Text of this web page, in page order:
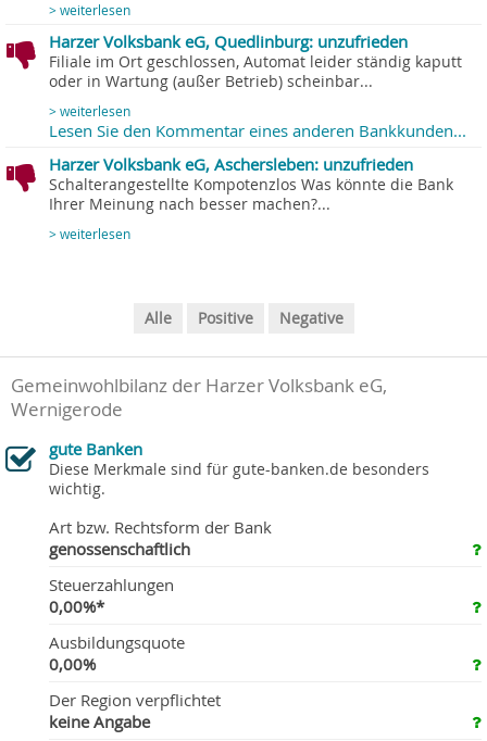
> weiterlesen
Harzer Volksbank eG, Quedlinburg: unzufrieden
Filiale im Ort geschlossen, Automat leider ständig kaputt
oder in Wartung (außer Betrieb) scheinbar...
> weiterlesen
Lesen Sie den Kommentar eines anderen Bankkunden...
Harzer Volksbank eG, Aschersleben: unzufrieden
Schalterangestellte Kompotenzlos Was könnte die Bank
Ihrer Meinung nach besser machen?...
> weiterlesen
Alle Positive Negative
Gemeinwohlbilanz der Harzer Volksbank eG,
Wernigerode
gute Banken
Diese Merkmale sind für gute-banken.de besonders
wichtig.
Art bzw. Rechtsform der Bank
genossenschaftlich
Steuerzahlungen
0,00%*
Ausbildungsquote
0,00%
Der Region verpflichtet
keine Angabe